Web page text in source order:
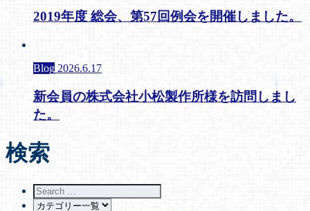
2019年度 総会、第57回例会を開催しました。
Blog 2026.6.17
新会員の株式会社小松製作所様を訪問しまし
た。
検索